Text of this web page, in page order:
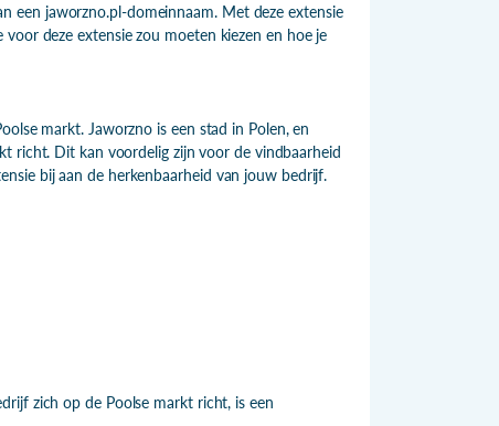
een jaworzno.pl-domeinnaam. Met deze extensie
deze extensie zou moeten kiezen en hoe je
markt. Jaworzno is een stad in Polen, en
richt. Dit kan voordelig zijn voor de vindbaarheid
bij aan de herkenbaarheid van jouw bedrijf.
zich op de Poolse markt richt, is een